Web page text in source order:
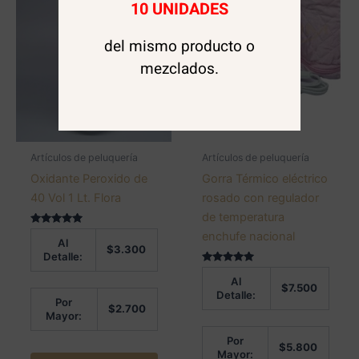
Artículos de peluquería
Oxidante Peroxido de
40 Vol 1 Lt. Flora
de 5
Al
Detalle:
$3.300
Por
Mayor:
$2.700
Artículos de peluquería
Gorra Térmico eléctrico
rosado con regulador
de temperatura
enchufe nacional
de 5
Al
Detalle:
$7.500
Por
Mayor:
$5.800
10 UNIDADES
del mismo producto o
mezclados.